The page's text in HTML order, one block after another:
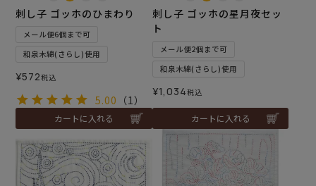
刺し子 ゴッホのひまわり
メール便6個まで可
和泉木綿(さらし)使用
¥572税込
5.00 （1）
カートに入れる
刺し子 ゴッホの星月夜セッ
ト
メール便2個まで可
和泉木綿(さらし)使用
¥1,034税込
カートに入れる